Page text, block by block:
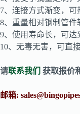
7、连接方式渐变，
8、重量相对钢制管
9、使用寿命长，可达
10、无毒无害，可直
请联系我们 获取报价
邮箱: